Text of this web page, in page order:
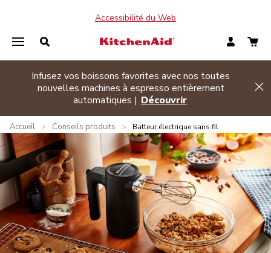
Accessibilité du Web
Infusez vos boissons favorites avec nos toutes
nouvelles machines à espresso entièrement
automatiques | Découvrir
Accueil > Conseils produits > Batteur électrique sans fil